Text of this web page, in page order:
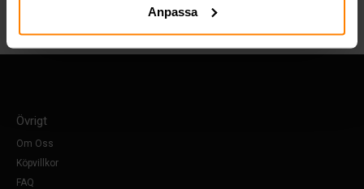
Anpassa
Övrigt
Om Oss
Köpvillkor
FAQ